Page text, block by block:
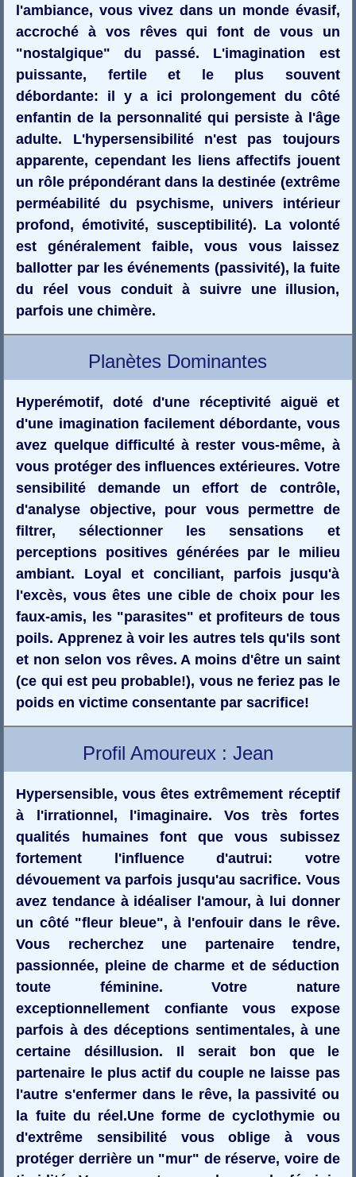
l'ambiance, vous vivez dans un monde évasif,
accroché à vos rêves qui font de vous un
"nostalgique" du passé. L'imagination est
puissante, fertile et le plus souvent
débordante: il y a ici prolongement du côté
enfantin de la personnalité qui persiste à l'âge
adulte. L'hypersensibilité n'est pas toujours
apparente, cependant les liens affectifs jouent
un rôle prépondérant dans la destinée (extrême
perméabilité du psychisme, univers intérieur
profond, émotivité, susceptibilité). La volonté
est généralement faible, vous vous laissez
ballotter par les événements (passivité), la fuite
du réel vous conduit à suivre une illusion,
parfois une chimère.
Planètes Dominantes
Hyperémotif, doté d'une réceptivité aiguë et
d'une imagination facilement débordante, vous
avez quelque difficulté à rester vous-même, à
vous protéger des influences extérieures. Votre
sensibilité demande un effort de contrôle,
d'analyse objective, pour vous permettre de
filtrer, sélectionner les sensations et
perceptions positives générées par le milieu
ambiant. Loyal et conciliant, parfois jusqu'à
l'excès, vous êtes une cible de choix pour les
faux-amis, les "parasites" et profiteurs de tous
poils. Apprenez à voir les autres tels qu'ils sont
et non selon vos rêves. A moins d'être un saint
(ce qui est peu probable!), vous ne feriez pas le
poids en victime consentante par sacrifice!
Profil Amoureux : Jean
Hypersensible, vous êtes extrêmement réceptif
à l'irrationnel, l'imaginaire. Vos très fortes
qualités humaines font que vous subissez
fortement l'influence d'autrui: votre
dévouement va parfois jusqu'au sacrifice. Vous
avez tendance à idéaliser l'amour, à lui donner
un côté "fleur bleue", à l'enfouir dans le rêve.
Vous recherchez une partenaire tendre,
passionnée, pleine de charme et de séduction
toute féminine. Votre nature
exceptionnellement confiante vous expose
parfois à des déceptions sentimentales, à une
certaine désillusion. Il serait bon que le
partenaire le plus actif du couple ne laisse pas
l'autre s'enfermer dans le rêve, la passivité ou
la fuite du réel.Une forme de cyclothymie ou
d'extrême sensibilité vous oblige à vous
protéger derrière un "mur" de réserve, voire de